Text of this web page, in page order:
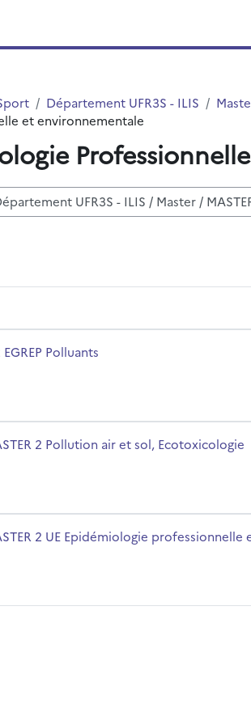
Département UFR3S - ILIS
et environnementale
del curso
EGREP Polluants
del curso
2 Pollution air et sol, Ecotoxicologie
et environnementale
del curso
2 UE Epidémiologie